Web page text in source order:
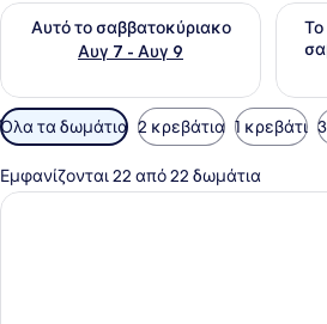
Αυτό το σαββατοκύριακο
Αυγ 7 - Αυγ 9
Έλεγχος διαθεσιμότητας για αυτό
Διαθέσιμα
φίλτρα
για
τα
Όλα τα δωμάτια 2 κρεβάτια 1 κρεβάτι
Εμφανίζονται 22 από 22 δωμάτια